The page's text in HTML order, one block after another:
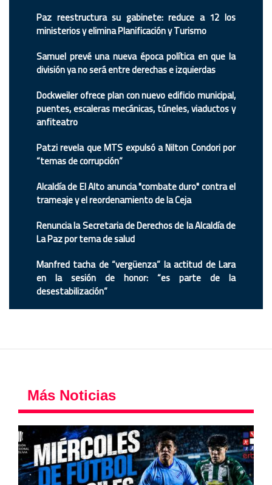
Paz reestructura su gabinete: reduce a 12 los
ministerios y elimina Planificación y Turismo
Samuel prevé una nueva época política en que la
división ya no será entre derechas e izquierdas
Dockweiler ofrece plan con nuevo edificio municipal,
puentes, escaleras mecánicas, túneles, viaductos y
anfiteatro
Patzi revela que MTS expulsó a Nilton Condori por
“temas de corrupción”
Alcaldía de El Alto anuncia "combate duro" contra el
trameaje y el reordenamiento de la Ceja
Renuncia la Secretaria de Derechos de la Alcaldía de
La Paz por tema de salud
Manfred tacha de “vergüenza” la actitud de Lara
en la sesión de honor: “es parte de la
desestabilización”
Más Noticias